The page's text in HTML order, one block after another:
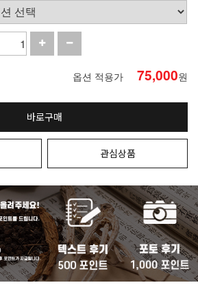
옵션 적용가 75,000원
바로구매
관심상품